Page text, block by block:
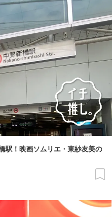
駅！映画ソムリエ・東紗友美の